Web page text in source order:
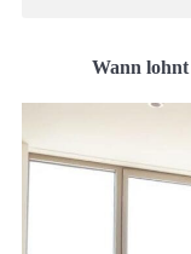
Wann lohnt